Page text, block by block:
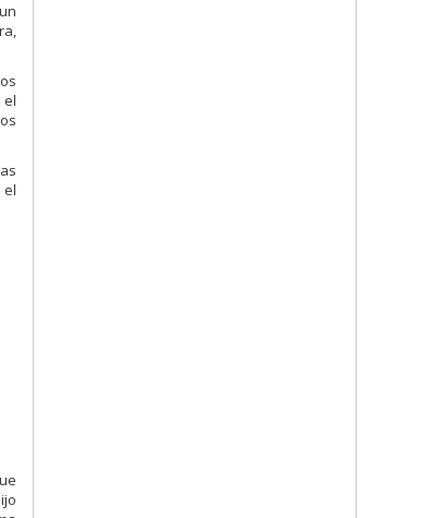
el
el